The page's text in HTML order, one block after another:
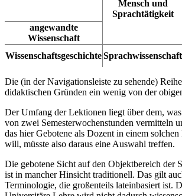
Mensch und
Sprachtätigkeit
angewandte
Wissenschaft
WissenschaftsgeschichteSprachwissenschaft
Die (in der Navigationsleiste zu sehende)
didaktischen Gründen ein wenig von der
Der Umfang der Lektionen liegt über dem,
von zwei Semesterwochenstunden vermitteln
das hier Gebotene als Dozent in einem
will, müsste also daraus eine Auswahl treffen.
Die gebotene Sicht auf den Objektbereich der
ist in mancher Hinsicht traditionell. Das gilt
Terminologie, die großenteils lateinbasiert ist.